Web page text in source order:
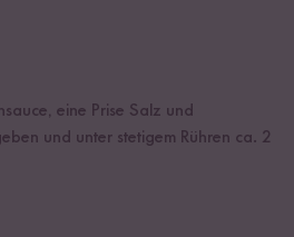
eine Prise Salz und
und unter stetigem Rühren ca. 2